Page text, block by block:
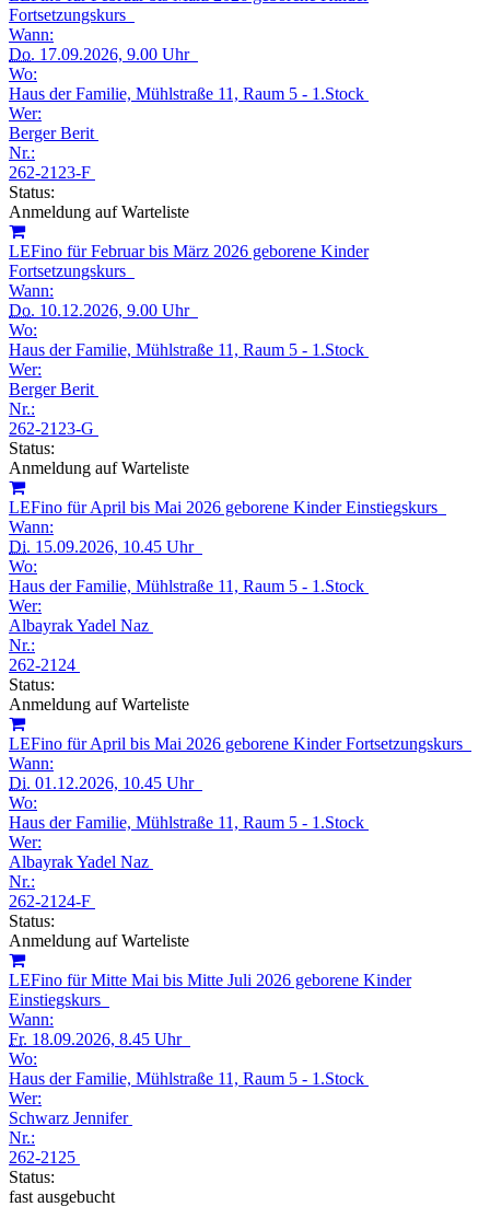
Fortsetzungskurs
Wann:
Do. 17.09.2026, 9.00 Uhr
Wo:
Haus der Familie, Mühlstraße 11, Raum 5 - 1.Stock
Wer:
Berger Berit
Nr.:
262-2123-F
Status:
Anmeldung auf Warteliste
LEFino für Februar bis März 2026 geborene Kinder
Fortsetzungskurs
Wann:
Do. 10.12.2026, 9.00 Uhr
Wo:
Haus der Familie, Mühlstraße 11, Raum 5 - 1.Stock
Wer:
Berger Berit
Nr.:
262-2123-G
Status:
Anmeldung auf Warteliste
LEFino für April bis Mai 2026 geborene Kinder Einstiegskurs
Wann:
Di. 15.09.2026, 10.45 Uhr
Wo:
Haus der Familie, Mühlstraße 11, Raum 5 - 1.Stock
Wer:
Albayrak Yadel Naz
Nr.:
262-2124
Status:
Anmeldung auf Warteliste
LEFino für April bis Mai 2026 geborene Kinder Fortsetzungskurs
Wann:
Di. 01.12.2026, 10.45 Uhr
Wo:
Haus der Familie, Mühlstraße 11, Raum 5 - 1.Stock
Wer:
Albayrak Yadel Naz
Nr.:
262-2124-F
Status:
Anmeldung auf Warteliste
LEFino für Mitte Mai bis Mitte Juli 2026 geborene Kinder
Einstiegskurs
Wann:
Fr. 18.09.2026, 8.45 Uhr
Wo:
Haus der Familie, Mühlstraße 11, Raum 5 - 1.Stock
Wer:
Schwarz Jennifer
Nr.:
262-2125
Status:
fast ausgebucht